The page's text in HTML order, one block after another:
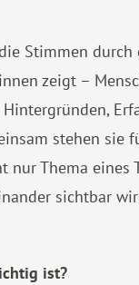
Stimmen durch
zeigt –
stehen sie
nur Thema eines
sichtbar
ist?